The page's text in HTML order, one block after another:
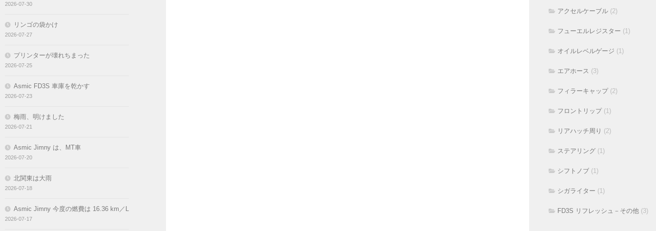
2026-07-30
リンゴの袋かけ
2026-07-27
プリンターが壊れちまった
2026-07-25
Asmic FD3S 車庫を乾かす
2026-07-23
梅雨、明けました
2026-07-21
Asmic Jimny は、MT車
2026-07-20
北関東は大雨
2026-07-18
Asmic Jimny 今度の燃費は 16.36 km／L
2026-07-17
アクセルケーブル (2)
フューエルレジスター (1)
オイルレベルゲージ (1)
エアホース (3)
フィラーキャップ(2)
フロントリップ(1)
リアハッチ周り (2)
ステアリング (1)
シフトノブ (1)
シガライター (1)
FD3S リフレッシュ－その他 (3)